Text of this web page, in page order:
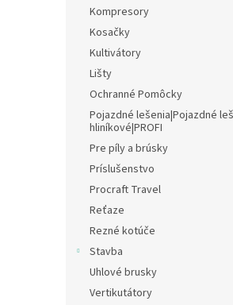
Kompresory
Kosačky
Kultivátory
Lišty
Ochranné Pomôcky
Pojazdné lešenia|Pojazdné
hliníkové|PROFI
Pre píly a brúsky
Príslušenstvo
Procraft Travel
Reťaze
Rezné kotúče
Stavba
Uhlové brusky
Vertikutátory